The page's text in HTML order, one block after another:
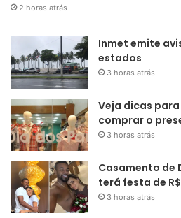
2 horas atrás
Inmet emite
estados
3 horas atrás
Veja dicas
comprar o
3 horas atrás
Casamento de
terá festa de
3 horas atrás